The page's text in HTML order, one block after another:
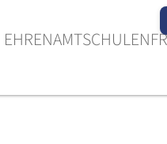
EHRENAMTSCHULEN